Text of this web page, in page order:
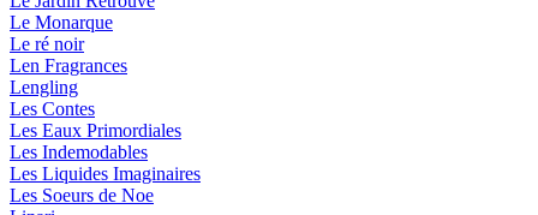
Le Monarque
Le ré noir
Len Fragrances
Lengling
Les Contes
Les Eaux Primordiales
Les Indemodables
Les Liquides Imaginaires
Les Soeurs de Noe